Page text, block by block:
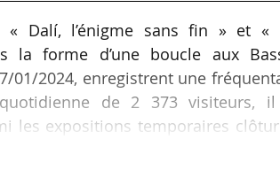
« Dalí, l’énigme sans fin » et «
la forme d’une boucle aux
01/2024, enregistrent une
de 2 373 visiteurs,
les expositions temporaires